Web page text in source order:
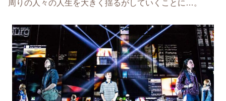
周りの人々の人生を大きく揺るがしていくことに…。